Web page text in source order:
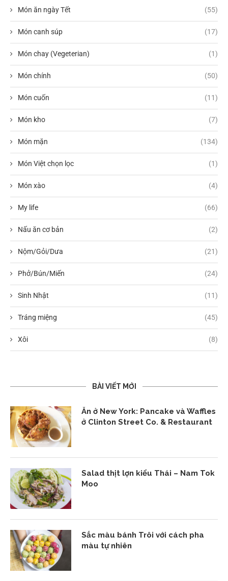
Món ăn ngày Tết (55)
Món canh súp (17)
Món chay (Vegeterian) (1)
Món chính (50)
Món cuốn (11)
Món kho (7)
Món mặn (134)
Món Việt chọn lọc (1)
Món xào (4)
My life (66)
Nấu ăn cơ bản (2)
Nộm/Gỏi/Dưa (21)
Phở/Bún/Miến (24)
Sinh Nhật (11)
Tráng miệng (45)
Xôi (8)
BÀI VIẾT MỚI
Ăn ở New York: Pancake và Waffles
ở Clinton Street Co. & Restaurant
Salad thịt lợn kiểu Thái – Nam Tok
Moo
Sắc màu bánh Trôi với cách pha
màu tự nhiên